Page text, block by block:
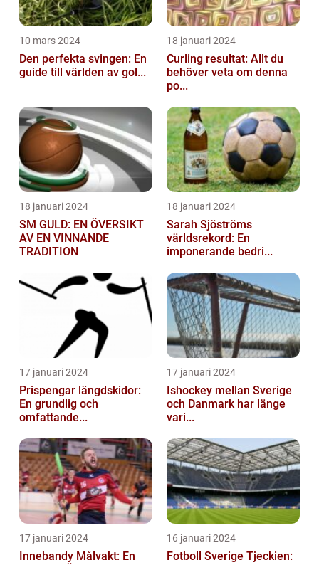
10 mars 2024
Den perfekta svingen: En
guide till världen av gol...
18 januari 2024
Curling resultat: Allt du
behöver veta om denna
po...
18 januari 2024
SM GULD: EN ÖVERSIKT
AV EN VINNANDE
TRADITION
18 januari 2024
Sarah Sjöströms
världsrekord: En
imponerande bedri...
17 januari 2024
Prispengar längdskidor:
En grundlig och
omfattande...
17 januari 2024
Ishockey mellan Sverige
och Danmark har länge
vari...
17 januari 2024
Innebandy Målvakt: En
16 januari 2024
Fotboll Sverige Tjeckien: